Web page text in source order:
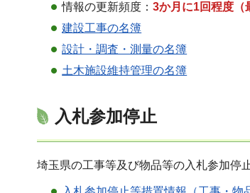
情報の更新頻度：3か月に1回程度（
建設工事の名簿
設計・調査・測量の名簿
土木施設維持管理の名簿
入札参加停止
埼玉県の工事等及び物品等の入札参加停